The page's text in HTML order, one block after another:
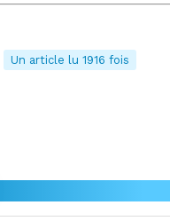
Un article lu 1916 fois